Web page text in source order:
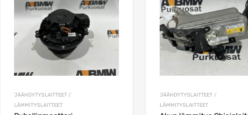
JÄÄHDYTYSLAITTEET /
LÄMMITYSLAITTEET
JÄÄHDYTYSLAITTEET /
LÄMMITYSLAITTEET